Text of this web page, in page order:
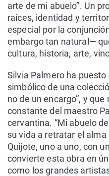
arte de mi abuelo”. Un
raíces, identidad y
especial por la
embargo tan natural—
cultura, historia, arte,
Silvia Palmero ha
simbólico de una
no de un encargo”, y
constante del maestro
cervantina. “Mi abuelo
su vida a retratar el alma
Quijote, uno a uno, con
convierte esta obra en
como los grandes